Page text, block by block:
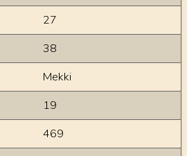
27
38
Mekki
19
469